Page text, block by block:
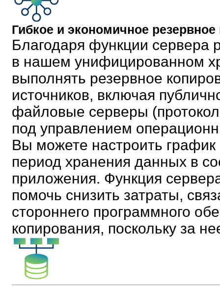
Гибкое и экономичное
Благодаря функции сервера
в нашем унифицированном
выполнять резервное
источников, включая
файловые серверы
под управлением
Вы можете настроить график
период хранения данных в
приложения. Функция
помочь снизить затраты,
стороннего программного
копирования, поскольку за